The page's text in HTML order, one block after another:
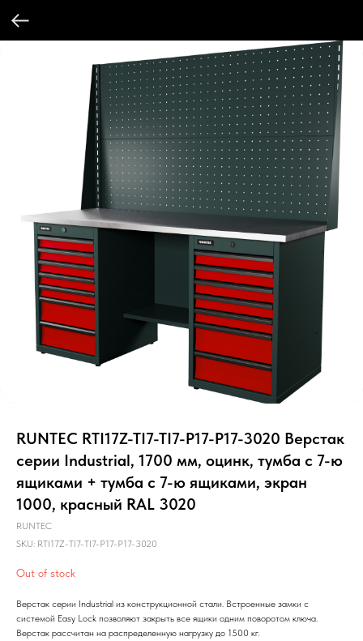
RUNTEC RTI17Z-TI7-TI7-P17-P17-3020 Верстак
серии Industrial, 1700 мм, оцинк, тумба с 7-ю
ящиками + тумба с 7-ю ящиками, экран
1000, красный RAL 3020
RUNTEC
SKU: RTI17Z-TI7-TI7-P17-P17-3020
Out of stock
Верстак серии Industrial из конструкционной стали. Встроенные замки с
системой Easy Lock позволяют закрыть все ящики одним поворотом ключа.
Верстак рассчитан на распределенную нагрузку до 1500 кг.